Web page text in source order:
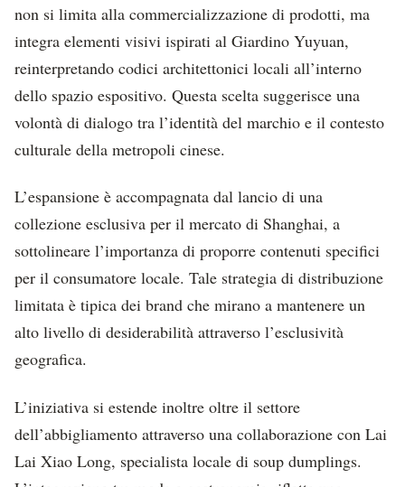
non si limita alla commercializzazione di prodotti, ma
integra elementi visivi ispirati al Giardino Yuyuan,
reinterpretando codici architettonici locali all’interno
dello spazio espositivo. Questa scelta suggerisce una
volontà di dialogo tra l’identità del marchio e il contesto
culturale della metropoli cinese.
L’espansione è accompagnata dal lancio di una
collezione esclusiva per il mercato di Shanghai, a
sottolineare l’importanza di proporre contenuti specifici
per il consumatore locale. Tale strategia di distribuzione
limitata è tipica dei brand che mirano a mantenere un
alto livello di desiderabilità attraverso l’esclusività
geografica.
L’iniziativa si estende inoltre oltre il settore
dell’abbigliamento attraverso una collaborazione con Lai
Lai Xiao Long, specialista locale di soup dumplings.